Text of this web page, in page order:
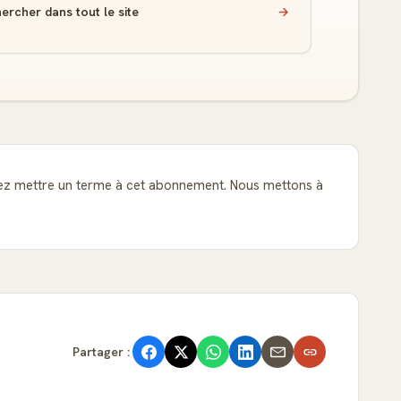
dans tout le site →
mettre un terme à cet abonnement. Nous mettons à
Partager :